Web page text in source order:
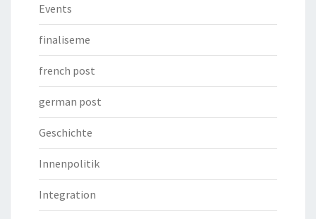
Events
finaliseme
french post
german post
Geschichte
Innenpolitik
Integration